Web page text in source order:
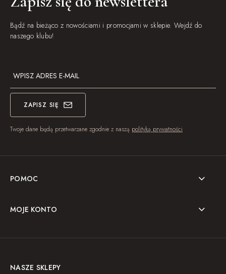
Bądź na bieżąco z nowościami i promocjami w sklepie. Wejdź do
naszego klubu!
ZAPISZ SIĘ
Twoje dane będą przetwarzane zgodnie z naszą polityką prywatności
POMOC
MOJE KONTO
NASZE SKLEPY